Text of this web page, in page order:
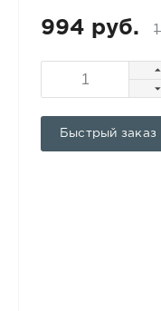
994 руб.
Быстрый заказ